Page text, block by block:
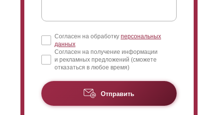
Согласен на обработку персональных
данных
Согласен на получение информации
и рекламных предложений (сможете
отказаться в любое время)
Отправить